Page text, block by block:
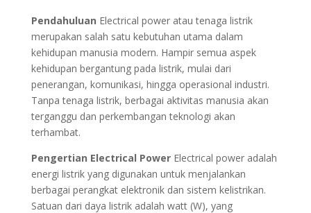
Pendahuluan Electrical power atau tenaga listrik
merupakan salah satu kebutuhan utama dalam
kehidupan manusia modern. Hampir semua aspek
kehidupan bergantung pada listrik, mulai dari
penerangan, komunikasi, hingga operasional industri.
Tanpa tenaga listrik, berbagai aktivitas manusia akan
terganggu dan perkembangan teknologi akan
terhambat.
Pengertian Electrical PowerElectrical power adalah
energi listrik yang digunakan untuk menjalankan
berbagai perangkat elektronik dan sistem kelistrikan.
Satuan dari daya listrik adalah watt (W), yang